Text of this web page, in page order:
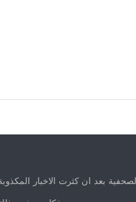
بعد ان كثرت الاخبار